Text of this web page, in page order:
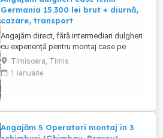
Germania 15.300 lei brut + diurnă,
cazare, transport
Angajăm direct, fără intermediari dulgheri
cu experiență pentru montaj case pe
structură de lemn, Germania (Bayern și
Baden-Württemberg). Salariu 15.300 RON
brut pe carte de muncă Plată săptămânală
legal, asigurare Angajare ...
Timisoara, Timis
1 ianuarie
Angajăm 5 Operatori montaj in 3